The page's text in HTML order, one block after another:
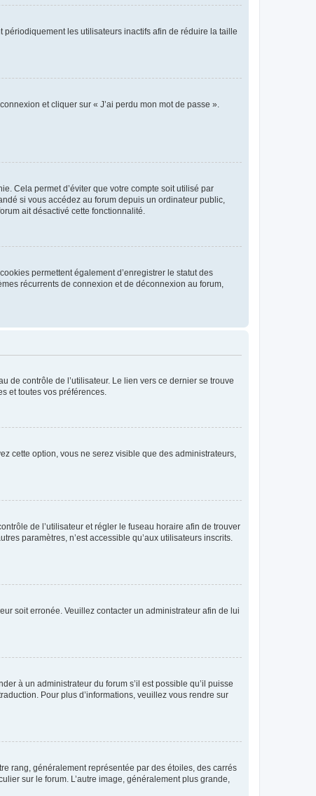
les utilisateurs inactifs afin de réduire la taille
et cliquer sur « J’ai perdu mon mot de passe ».
Cela permet d’éviter que votre compte soit utilisé par
si vous accédez au forum depuis un ordinateur public,
ait désactivé cette fonctionnalité.
permettent également d’enregistrer le statut des
récurrents de connexion et de déconnexion au forum,
de contrôle de l’utilisateur. Le lien vers ce dernier se trouve
et toutes vos préférences.
cette option, vous ne serez visible que des administrateurs,
de l’utilisateur et régler le fuseau horaire afin de trouver
paramètres, n’est accessible qu’aux utilisateurs inscrits.
soit erronée. Veuillez contacter un administrateur afin de lui
à un administrateur du forum s’il est possible qu’il puisse
Pour plus d’informations, veuillez vous rendre sur
rang, généralement représentée par des étoiles, des carrés
sur le forum. L’autre image, généralement plus grande,